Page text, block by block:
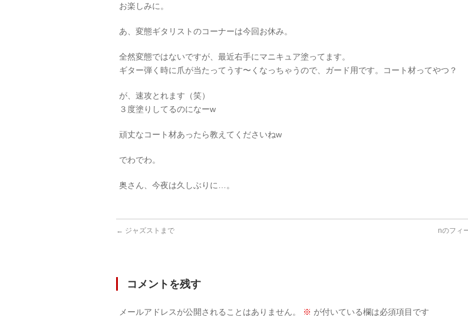
お楽しみに。
あ、変態ギタリストのコーナーは今回お休み。
全然変態ではないですが、最近右手にマニキュア塗ってます。
ギター弾く時に爪が当たってうす〜くなっちゃうので、ガード用です。コート材ってやつ？
が、速攻とれます（笑）
３度塗りしてるのになーw
頑丈なコート材あったら教えてくださいねw
でわでわ。
奥さん、今夜は久しぶりに…。
← ジャズストまで nのフィ
コメントを残す
メールアドレスが公開されることはありません。 ※ が付いている欄は必須項目です